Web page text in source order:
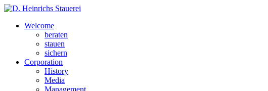
Welcome
beraten
stauen
sichern
Corporation
History
Media
Management